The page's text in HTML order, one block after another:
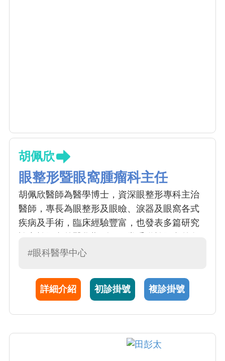
胡佩欣
眼整形暨眼窩腫瘤科主任
胡佩欣醫師為醫學博士，資深眼整形專科主治
醫師，專長為眼整形及眼瞼、淚器及眼窩各式
疾病及手術，臨床經驗豐富，也發表多篇研究
相關醫學會演講及擔任座長，目前擔任台灣眼
#眼科醫學中心
詳細介紹 初診掛號 複診掛號